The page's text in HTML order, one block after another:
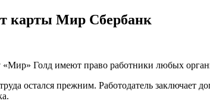
карты Мир Сбербанк
Голд имеют право работники любых
остался прежним. Работодатель заключает